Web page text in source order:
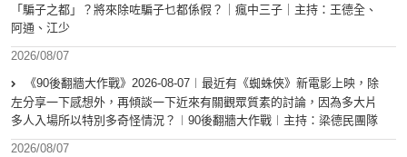
「騙子之都」？將來除咗騙子乜都係假？｜瘋中三子｜主持：王德全、
阿通、江少
2026/08/07
《90後翻牆大作戰》2026-08-07︱最近有《蜘蛛俠》新電影上映，除
左分享一下感想外，再傾談一下近來有關觀眾質素的討論，因為多大片
多人入場所以特別多奇怪情況？︱90後翻牆大作戰︱主持：梁德民團隊
2026/08/07